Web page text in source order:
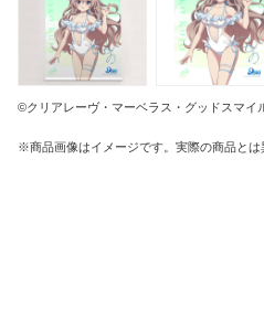
©クリアレーヴ・マーベラス・グッドスマイ
※商品画像はイメージです。実際の商品と